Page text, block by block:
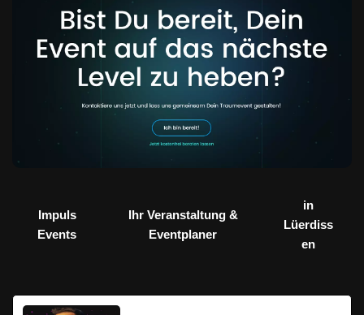
Impuls
Events
Ihr Veranstaltung &
Eventplaner
in
Lüerdiss
en